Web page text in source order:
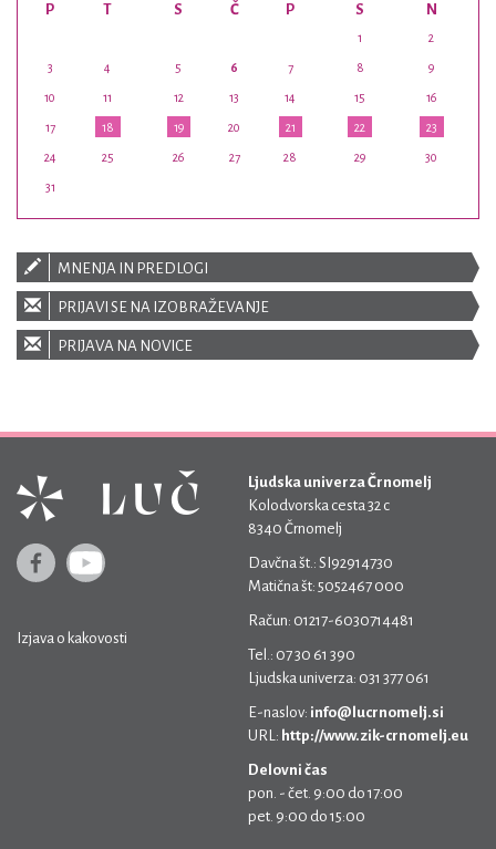
P T S Č P S N
1 2
3 4 5 6 7 8 9
10 11 12 13 14 15 16
17 18 19 20 21 22 23
24 25 26 27 28 29 30
31
MNENJA IN PREDLOGI
PRIJAVI SE NA IZOBRAŽEVANJE
PRIJAVA NA NOVICE
Izjava o kakovosti
Ljudska univerza Črnomelj
Kolodvorska cesta 32 c
8340 Črnomelj
Davčna št.: SI92914730
Matična št: 5052467 000
Račun: 01217-6030714481
Tel.: 07 30 61 390
Ljudska univerza: 031 377 061
E-naslov: info@lucrnomelj.si
URL: http://www.zik-crnomelj.eu
Delovni čas
pon. - čet. 9:00 do 17:00
pet. 9:00 do 15:00